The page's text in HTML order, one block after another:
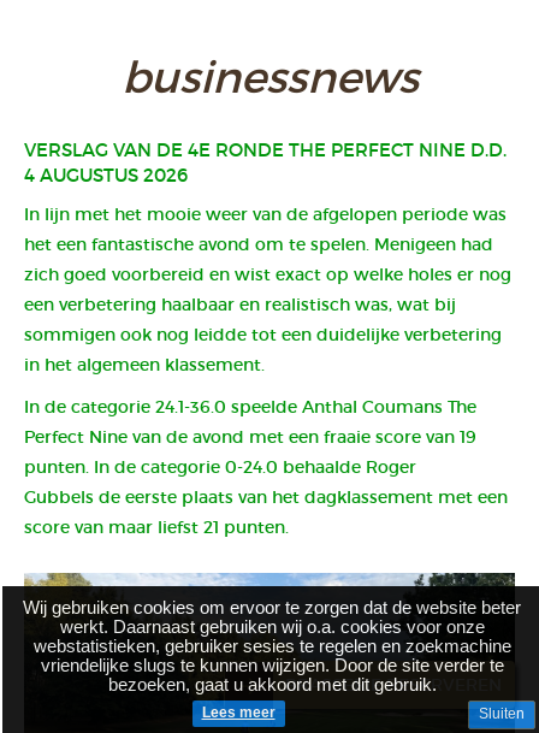
Wij gebruiken cookies om ervoor te zorgen dat de website beter
werkt. Daarnaast gebruiken wij o.a. cookies voor onze
webstatistieken, gebruiker sesies te regelen en zoekmachine
vriendelijke slugs te kunnen wijzigen. Door de site verder te
bezoeken, gaat u akkoord met dit gebruik.
Lees meer Sluiten
businessnews
VERSLAG VAN DE 4E RONDE THE PERFECT NINE D.D.
4 AUGUSTUS 2026
In lijn met het mooie weer van de afgelopen periode was
het een fantastische avond om te spelen. Menigeen had
zich goed voorbereid en wist exact op welke holes er nog
een verbetering haalbaar en realistisch was, wat bij
sommigen ook nog leidde tot een duidelijke verbetering
in het algemeen klassement.
In de categorie 24.1-36.0 speelde Anthal Coumans The
Perfect Nine van de avond met een fraaie score van 19
punten. In de categorie 0-24.0 behaalde Roger
Gubbels de eerste plaats van het dagklassement met een
score van maar liefst 21 punten.
BRASSERIE RESERVEREN